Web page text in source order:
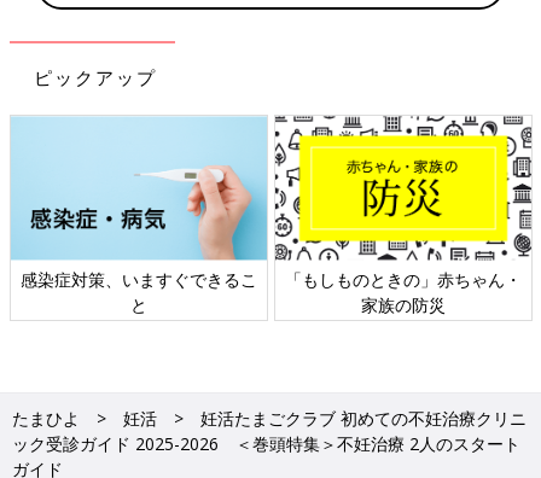
ピックアップ
・
日本外来小児科学会リーフレッ
ト検討会
六星占術 細木かおりさんの
相談
たまひよ 妊活
妊活たまごクラブ 初めての不妊治療クリニ
ック受診ガイド 2025-2026 ＜巻頭特集＞不妊治療 2人のスタート
ガイド